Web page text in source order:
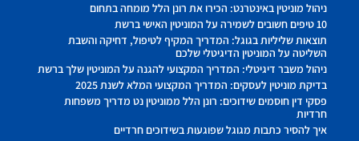
ניהול מוניטין באינטרנט: הכירו את רונן הלל מומחה בתחום
10 טיפים חשובים לשמירה על המוניטין האישי ברשת
תוצאות שליליות בגוגל: המדריך המקיף לטיפול, דחיקה והשבת
השליטה על המוניטין הדיגיטלי שלכם
ניהול משבר דיגיטלי: המדריך המקצועי להגנה על המוניטין שלך ברשת
בדיקת מוניטין לעסקים: המדריך המקצועי המלא לשנת 2025
פסקי דין חוסמים שידוכים: רונן הלל ממוניטין נט מדריך משפחות
חרדיות
איך להסיר כתבות מגוגל שפוגעות בשידוכים חרדיים